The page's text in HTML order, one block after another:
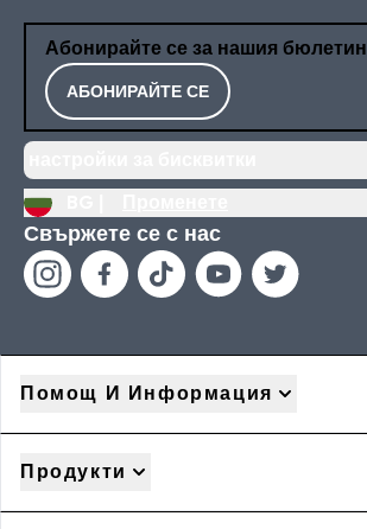
Абонирайте се за нашия бюлетин
АБОНИРАЙТЕ СЕ
Свържете се с нас
Помощ И Информация
Продукти